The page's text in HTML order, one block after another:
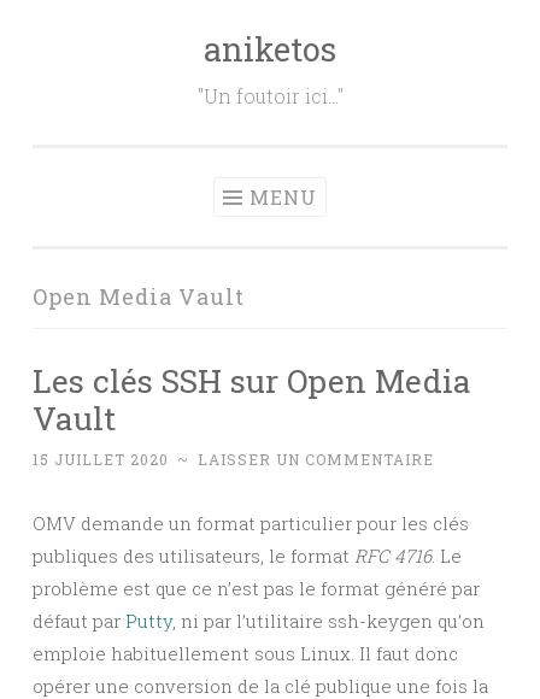
aniketos
"Un foutoir ici…"
MENU
Open Media Vault
Les clés SSH sur Open Media
Vault
15 JUILLET 2020 ~ LAISSER UN COMMENTAIRE
OMV demande un format particulier pour les clés
publiques des utilisateurs, le format RFC 4716. Le
problème est que ce n’est pas le format généré par
défaut par Putty, ni par l’utilitaire ssh-keygen qu’on
emploie habituellement sous Linux. Il faut donc
opérer une conversion de la clé publique une fois la